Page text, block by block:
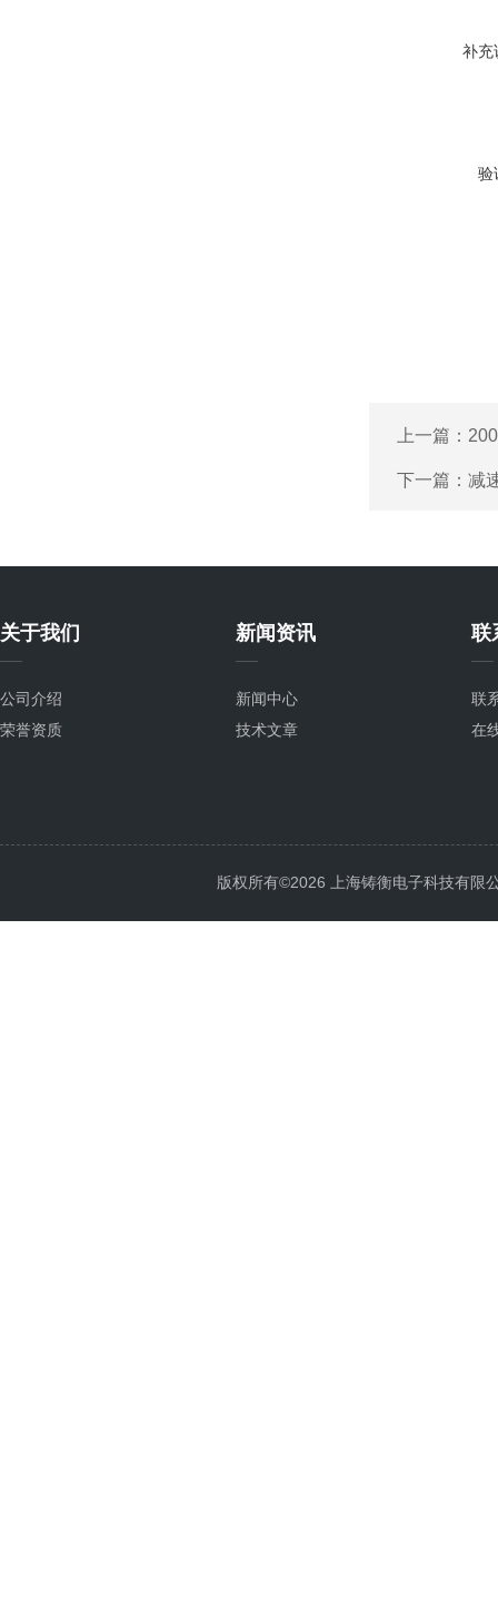
补充
验
上一篇：
下一篇： 减
关于我们
公司介绍
荣誉资质
新闻资讯
新闻中心
技术文章
联
联
在
版权所有©2026 上海铸衡电子科技有